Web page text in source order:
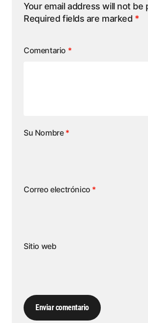
Your email address will not be
Required fields are marked *
Comentario *
Su Nombre *
Correo electrónico *
Sitio web
Enviar comentario